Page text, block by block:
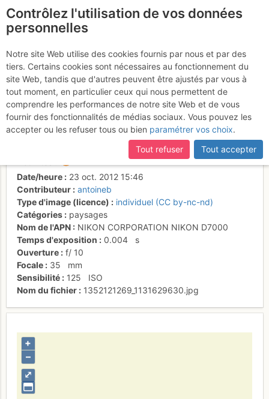
Pte de Chambairy vue
depuis le S en montant se
rendant aux Cornettes de
Bise
Date/heure
23 oct. 2012 15:46
Contributeur
antoineb
Type d'image (licence)
individuel (CC by-nc-nd)
Catégories
paysages
Nom de l'APN
NIKON CORPORATION NIKON D7000
Temps d'exposition
0.004
s
Ouverture
f/ 10
Focale
35
mm
Sensibilité
125
ISO
Nom du fichier
1352121269_1131629630.jpg
⤢
+
–
Contrôlez l'utilisation de vos données
personnelles
Notre site Web utilise des cookies fournis par nous et par des
tiers. Certains cookies sont nécessaires au fonctionnement du
site Web, tandis que d'autres peuvent être ajustés par vous à
tout moment, en particulier ceux qui nous permettent de
comprendre les performances de notre site Web et de vous
fournir des fonctionnalités de médias sociaux. Vous pouvez les
accepter ou les refuser tous ou bien paramétrer vos choix.
Tout refuser
Tout accepter